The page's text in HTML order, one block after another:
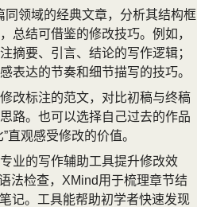
同领域的经典文章，分析其结构框
总结可借鉴的修改技巧。例如，
摘要、引言、结论的写作逻辑；
表达的节奏和细节描写的技巧。
改标注的范文，对比初稿与终稿
路。也可以选择自己过去的作品
直观感受修改的价值。
业的写作辅助工具提升修改效
法检查，XMind用于梳理章节结
记。工具能帮助初学者快速发现